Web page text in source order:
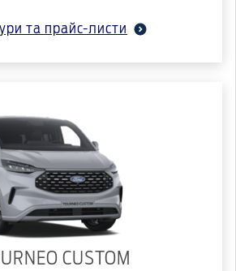
та прайс-листи
CUSTOM